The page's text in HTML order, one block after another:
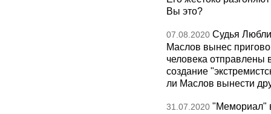
Вы это?
07.08.2020 Судья
Маслов вынес
человека отправлены
создание
ли Маслов вынести
31.07.2020 "Мемориал"